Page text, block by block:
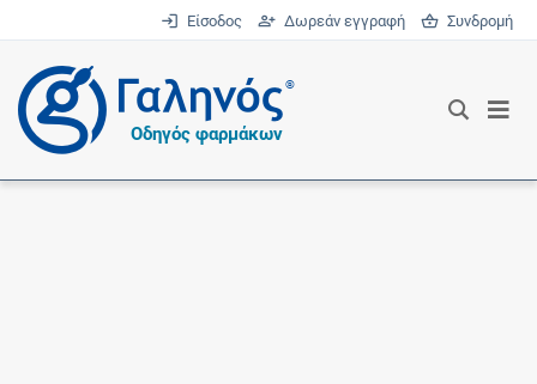
Είσοδος Δωρεάν εγγραφή Συνδρομή
®
Οδηγός φαρμάκων